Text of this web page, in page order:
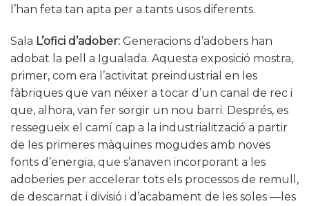
l’han feta tan apta per a tants usos diferents.
Sala L’ofici d’adober: Generacions d’adobers han
adobat la pell a Igualada. Aquesta exposició mostra,
primer, com era l’activitat preindustrial en les
fàbriques que van néixer a tocar d’un canal de rec i
que, alhora, van fer sorgir un nou barri. Després, es
ressegueix el camí cap a la industrialització a partir
de les primeres màquines mogudes amb noves
fonts d’energia, que s’anaven incorporant a les
adoberies per accelerar tots els processos de remull,
de descarnat i divisió i d’acabament de les soles —les